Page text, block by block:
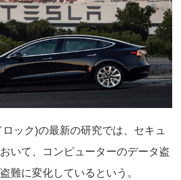
ック)の最新の研究では、セキュ
いて、コンピューターのデータ盗
難に変化しているという。